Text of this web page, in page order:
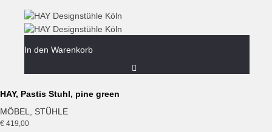
In den Warenkorb
HAY, Pastis Stuhl, pine green
MÖBEL
STÜHLE
€ 419,00